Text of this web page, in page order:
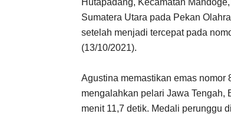
Hutapadang, Kecamatan
Sumatera Utara pada Pekan
setelah menjadi tercepat pada
(13/10/2021).
Agustina memastikan emas nomor
mengalahkan pelari Jawa Tengah,
menit 11,7 detik. Medali perunggu